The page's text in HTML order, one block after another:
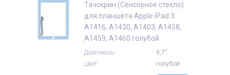
Тачскрин (Сенсорное стекло)
для планшета Apple iPad 3
A1416, A1430, A1403, A1458,
A1459, A1460 голубой
Диагональ
9,7"
Цвет
голубой